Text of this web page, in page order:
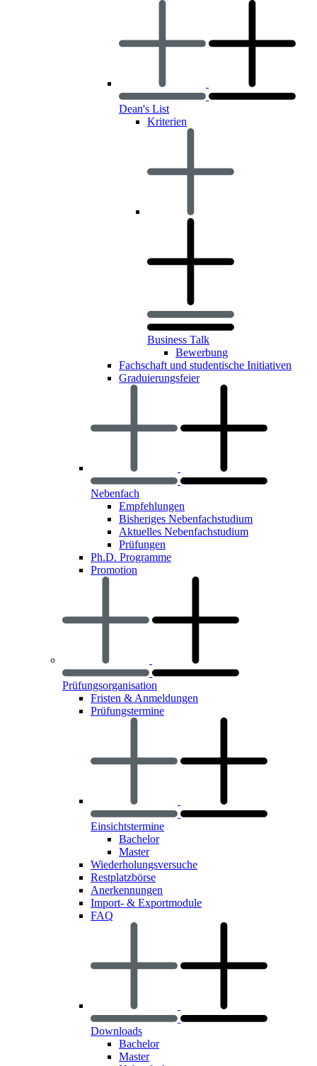
Dean's List
Kriterien
Business Talk
Bewerbung
Fachschaft und studentische Initiativen
Graduierungsfeier
Nebenfach
Empfehlungen
Bisheriges Nebenfachstudium
Aktuelles Nebenfachstudium
Prüfungen
Ph.D. Programme
Promotion
Prüfungsorganisation
Fristen & Anmeldungen
Prüfungstermine
Einsichtstermine
Bachelor
Master
Wiederholungsversuche
Restplatzbörse
Anerkennungen
Import- & Exportmodule
FAQ
Downloads
Bachelor
Master